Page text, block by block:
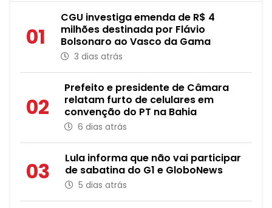
01
CGU investiga emenda de R$ 4
milhões destinada por Flávio
Bolsonaro ao Vasco da Gama
3 dias atrás
02
Prefeito e presidente de Câmara
relatam furto de celulares em
convenção do PT na Bahia
6 dias atrás
03
Lula informa que não vai participar
de sabatina do G1 e GloboNews
5 dias atrás